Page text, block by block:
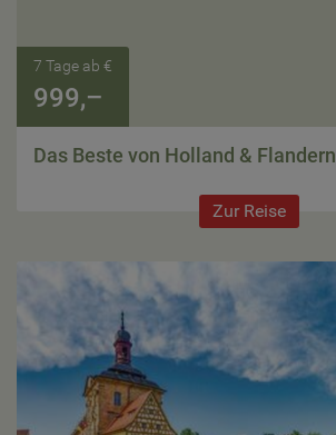
7 Tage ab €
999,–
Das Beste von Holland & Flandern
Zur Reise